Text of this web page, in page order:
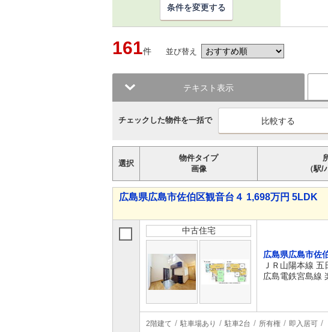
条件を変更する
161件 並び替え
テキスト表示
チェックした物件を一括で
選択
物件タイプ
画像
（駅/
広島県広島市佐伯区観音台４ 1,698万円 5LDK
中古住宅
広島県広島市佐
ＪＲ山陽本線
広島電鉄宮島線
2階建て 駐車場あり 駐車2台 所有権 即入居可